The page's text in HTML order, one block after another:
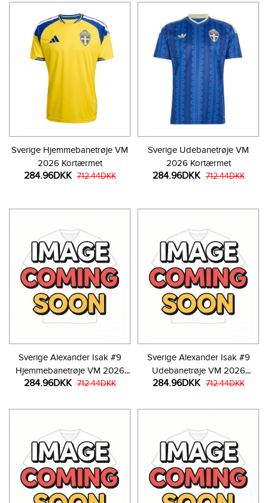
Sverige Hjemmebanetrøje VM
2026 Kortærmet
284.96DKK 712.44DKK
Sverige Udebanetrøje VM
2026 Kortærmet
284.96DKK 712.44DKK
Sverige Alexander Isak #9
Hjemmebanetrøje VM 2026
Kortærmet
284.96DKK 712.44DKK
Sverige Alexander Isak #9
Udebanetrøje VM 2026
Kortærmet
284.96DKK 712.44DKK